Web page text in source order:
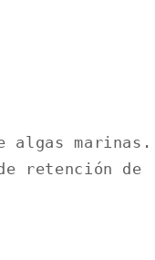
algas marinas.
retención de